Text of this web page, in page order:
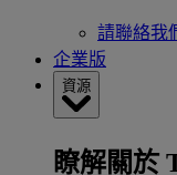
請聯絡我
企業版
資源
瞭解關於